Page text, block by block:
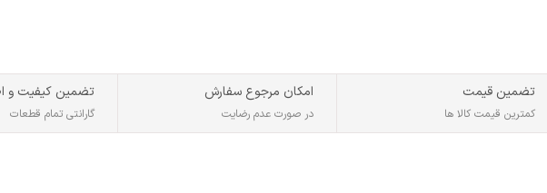
شارژدهی:حدود 2 ماه وزن:حدود
× 51 میلی‌متر ویژگی‌ها :کلیک
بی‌صدا، اسکرول فلزی، اتصال
تضمین قیمت
کمترین قیمت کالا ها
امکان مرجوع سفارش
در صورت عدم رضایت
تضمین کیفیت و
گارانتی تمام قطعات